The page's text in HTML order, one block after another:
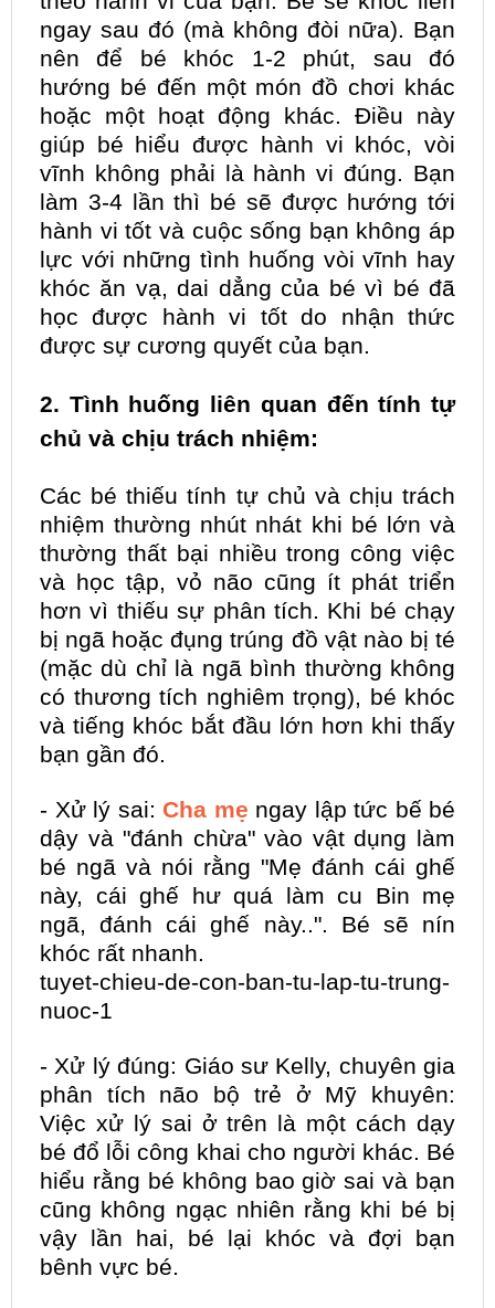
ngay sau đó (mà không đòi nữa). Bạn
nên để bé khóc 1-2 phút, sau đó
hướng bé đến một món đồ chơi khác
hoặc một hoạt động khác. Điều này
giúp bé hiểu được hành vi khóc, vòi
vĩnh không phải là hành vi đúng. Bạn
làm 3-4 lần thì bé sẽ được hướng tới
hành vi tốt và cuộc sống bạn không áp
lực với những tình huống vòi vĩnh hay
khóc ăn vạ, dai dẳng của bé vì bé đã
học được hành vi tốt do nhận thức
được sự cương quyết của bạn.
2. Tình huống liên quan đến tính tự
chủ và chịu trách nhiệm:
Các bé thiếu tính tự chủ và chịu trách
nhiệm thường nhút nhát khi bé lớn và
thường thất bại nhiều trong công việc
và học tập, vỏ não cũng ít phát triển
hơn vì thiếu sự phân tích. Khi bé chạy
bị ngã hoặc đụng trúng đồ vật nào bị té
(mặc dù chỉ là ngã bình thường không
có thương tích nghiêm trọng), bé khóc
và tiếng khóc bắt đầu lớn hơn khi thấy
bạn gần đó.
- Xử lý sai: Cha mẹ ngay lập tức bế bé
dậy và "đánh chừa" vào vật dụng làm
bé ngã và nói rằng "Mẹ đánh cái ghế
này, cái ghế hư quá làm cu Bin mẹ
ngã, đánh cái ghế này..". Bé sẽ nín
khóc rất nhanh.
tuyet-chieu-de-con-ban-tu-lap-tu-trung-
nuoc-1
- Xử lý đúng: Giáo sư Kelly, chuyên gia
phân tích não bộ trẻ ở Mỹ khuyên:
Việc xử lý sai ở trên là một cách dạy
bé đổ lỗi công khai cho người khác. Bé
hiểu rằng bé không bao giờ sai và bạn
cũng không ngạc nhiên rằng khi bé bị
vậy lần hai, bé lại khóc và đợi bạn
bênh vực bé.